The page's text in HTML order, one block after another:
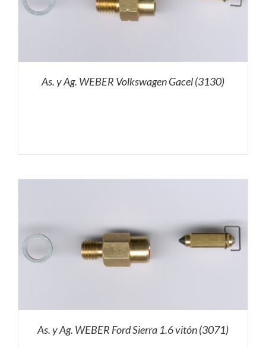
As. y Ag. WEBER Volkswagen Gacel (3130)
As. y Ag. WEBER Ford Sierra 1.6 vitón (3071)